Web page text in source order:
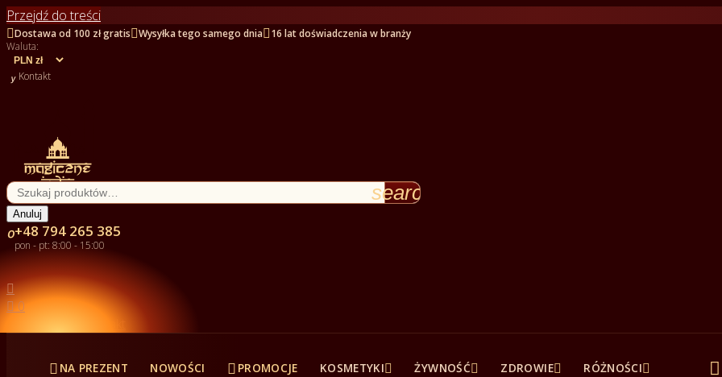
Przejdź do treści
Dostawa od 100 zł gratisWysyłka tego samego dnia16 lat doświadczenia w branży
Waluta:
 Kontakt
search
Anuluj
+48 794 265 385
pon - pt: 8:00 - 15:00

0
 NA PREZENT NOWOŚCI  PROMOCJE KOSMETYKI ŻYWNOŚĆ ZDROWIE RÓŻNOŚCI 